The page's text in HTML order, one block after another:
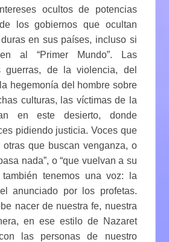
ocultos de potencias
los gobiernos que ocultan
en sus países, incluso si
al “Primer Mundo”. Las
guerras, de la violencia, del
hegemonía del hombre sobre
culturas, las víctimas de la
en este desierto, donde
pidiendo justicia. Voces que
que buscan venganza, o
nada”, o “que vuelvan a su
también tenemos una voz: la
anunciado por los profetas.
nacer de nuestra fe, nuestra
en ese estilo de Nazaret
las personas de nuestro